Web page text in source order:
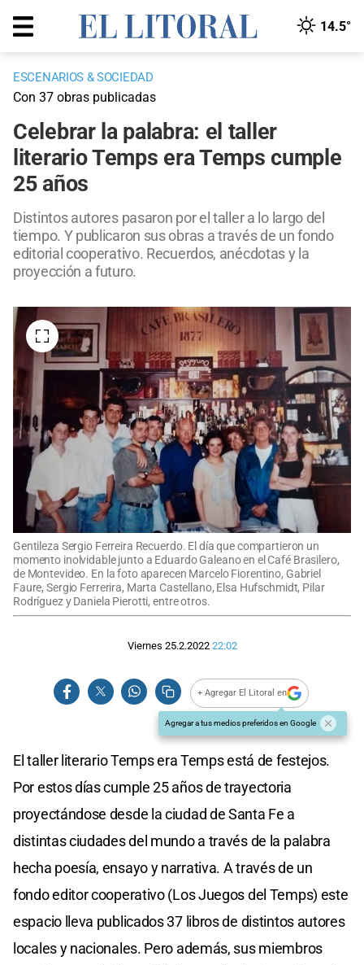
14.5°
ESCENARIOS & SOCIEDAD
Con 37 obras publicadas
Celebrar la palabra: el taller
literario Temps era Temps cumple
25 años
Distintos autores pasaron por el taller a lo largo del
tiempo. Y publicaron sus obras a través de un fondo
editorial cooperativo. Recuerdos, anécdotas y la
proyección a futuro.
Gentileza Sergio Ferreira Recuerdo. El día que compartieron un
momento inolvidable junto a Eduardo Galeano en el Café Brasilero,
de Montevideo. En la foto aparecen Marcelo Fiorentino, Gabriel
Faure, Sergio Ferrerira, Marta Castellano, Elsa Hufschmidt, Pilar
Rodríguez y Daniela Pierotti, entre otros.
Viernes 25.2.2022 22:02
+ Agregar El Litoral en
Agregar a tus medios preferidos en Google
El taller literario Temps era Temps está de festejos.
Por estos días cumple 25 años de trayectoria
proyectándose desde la ciudad de Santa Fe a
distintas ciudades del mundo a través de la palabra
hecha poesía, ensayo y narrativa. A través de un
fondo editor cooperativo (Los Juegos del Temps) este
espacio lleva publicados 37 libros de distintos autores
locales y nacionales. Pero además, sus miembros